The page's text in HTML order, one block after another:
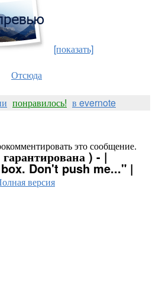
[показать]
Отсюда
понравилось! в evernote
это сообщение.
) - |
Don't push me..." |
версия